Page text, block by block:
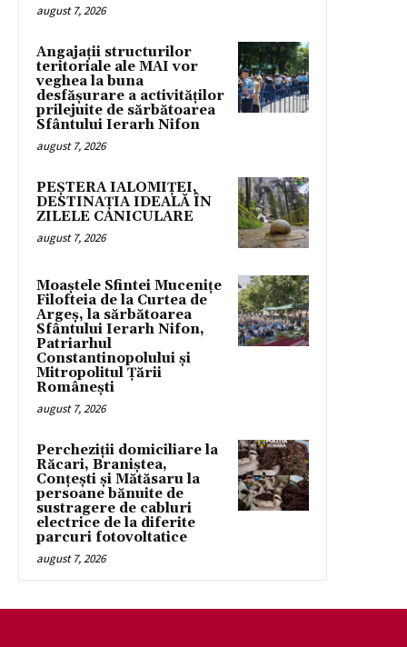
august 7, 2026
Angajații structurilor
teritoriale ale MAI vor
veghea la buna
desfășurare a activităților
prilejuite de sărbătoarea
Sfântului Ierarh Nifon
august 7, 2026
PEȘTERA IALOMIȚEI,
DESTINAȚIA IDEALĂ ÎN
ZILELE CANICULARE
august 7, 2026
Moaștele Sfintei Mucenițe
Filofteia de la Curtea de
Argeș, la sărbătoarea
Sfântului Ierarh Nifon,
Patriarhul
Constantinopolului și
Mitropolitul Țării
Românești
august 7, 2026
Percheziții domiciliare la
Răcari, Braniștea,
Conțești și Mătăsaru la
persoane bănuite de
sustragere de cabluri
electrice de la diferite
parcuri fotovoltatice
august 7, 2026